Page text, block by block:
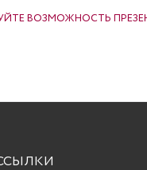
ВОЗМОЖНОСТЬ